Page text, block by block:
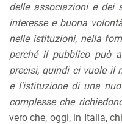
delle associazioni e dei
interesse e buona
nelle istituzioni, nella
perché il pubblico può
precisi, quindi ci vuole il
e l'istituzione di una
complesse che
vero che, oggi, in Italia,